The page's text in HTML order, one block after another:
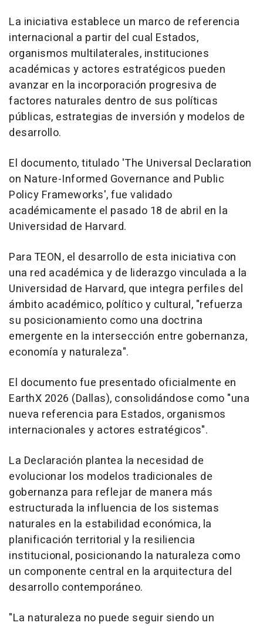
La iniciativa establece un marco de referencia
internacional a partir del cual Estados,
organismos multilaterales, instituciones
académicas y actores estratégicos pueden
avanzar en la incorporación progresiva de
factores naturales dentro de sus políticas
públicas, estrategias de inversión y modelos de
desarrollo.
El documento, titulado 'The Universal Declaration
on Nature-Informed Governance and Public
Policy Frameworks', fue validado
académicamente el pasado 18 de abril en la
Universidad de Harvard.
Para TEON, el desarrollo de esta iniciativa con
una red académica y de liderazgo vinculada a la
Universidad de Harvard, que integra perfiles del
ámbito académico, político y cultural, "refuerza
su posicionamiento como una doctrina
emergente en la intersección entre gobernanza,
economía y naturaleza".
El documento fue presentado oficialmente en
EarthX 2026 (Dallas), consolidándose como "una
nueva referencia para Estados, organismos
internacionales y actores estratégicos".
La Declaración plantea la necesidad de
evolucionar los modelos tradicionales de
gobernanza para reflejar de manera más
estructurada la influencia de los sistemas
naturales en la estabilidad económica, la
planificación territorial y la resiliencia
institucional, posicionando la naturaleza como
un componente central en la arquitectura del
desarrollo contemporáneo.
"La naturaleza no puede seguir siendo un